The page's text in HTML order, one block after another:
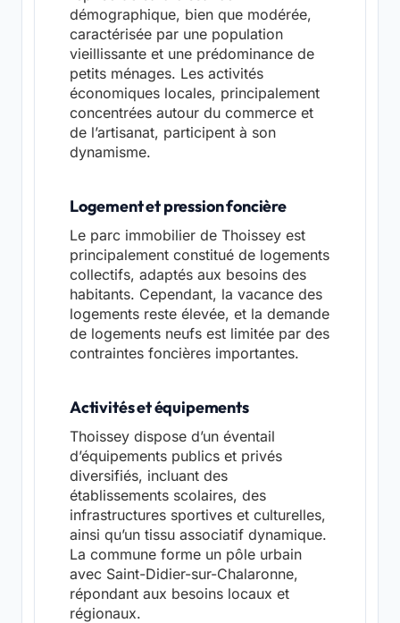
démographique, bien que modérée,
caractérisée par une population
vieillissante et une prédominance de
petits ménages. Les activités
économiques locales, principalement
concentrées autour du commerce et
de l’artisanat, participent à son
dynamisme.
Logement et pression foncière
Le parc immobilier de Thoissey est
principalement constitué de logements
collectifs, adaptés aux besoins des
habitants. Cependant, la vacance des
logements reste élevée, et la demande
de logements neufs est limitée par des
contraintes foncières importantes.
Activités et équipements
Thoissey dispose d’un éventail
d’équipements publics et privés
diversifiés, incluant des
établissements scolaires, des
infrastructures sportives et culturelles,
ainsi qu’un tissu associatif dynamique.
La commune forme un pôle urbain
avec Saint-Didier-sur-Chalaronne,
répondant aux besoins locaux et
régionaux.